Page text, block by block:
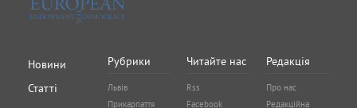
Новини
Статті
Рубрики
Львів
Прикарпаття
Читайте нас
Rss
Facebook
Редакція
Про нас
Редакційна